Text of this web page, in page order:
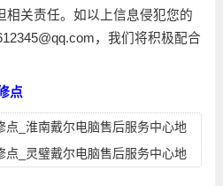
相关责任。如以上信息侵犯您的
，我们将积极配合
点
点_淮南戴尔电脑售后服务中心地
点_灵璧戴尔电脑售后服务中心地